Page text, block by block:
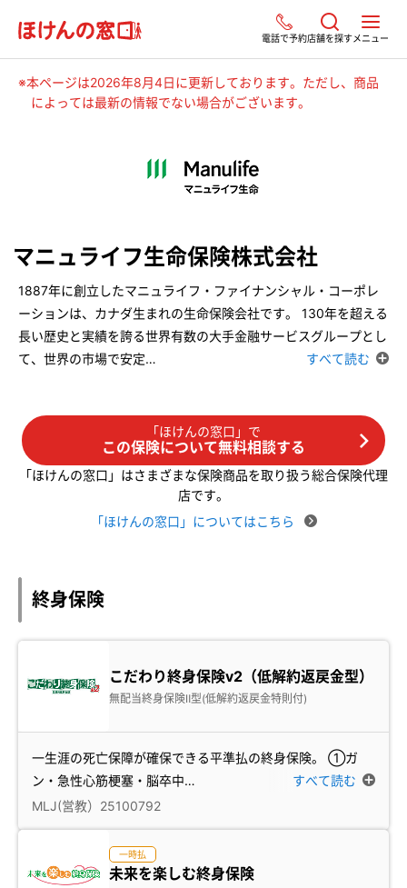
電話で予約店舗を探すメニュー
※本ページは2026年8月4日に更新しております。ただし、商品
によっては最新の情報でない場合がございます。
マニュライフ生命保険株式会社
1887年に創立したマニュライフ・ファイナンシャル・コーポレ
ーションは、カナダ生まれの生命保険会社です。 130年を超える
長い歴史と実績を誇る世界有数の大手金融サービスグループとし
て、世界の市場で安定… すべて読む
「ほけんの窓口」で
この保険について無料相談する
「ほけんの窓口」はさまざまな保険商品を取り扱う総合保険代理
店です。
「ほけんの窓口」についてはこちら
終身保険
こだわり終身保険v2（低解約返戻金型）
無配当終身保険Ⅱ型(低解約返戻金特則付)
一生涯の死亡保障が確保できる平準払の終身保険。 ①ガ
ン・急性心筋梗塞・脳卒中…
すべて読む
MLJ(営教）25100792
一時払
未来を楽しむ終身保険